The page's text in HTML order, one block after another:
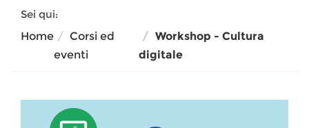
Sei qui:
Home
Corsi ed
eventi
Workshop - Cultura
digitale